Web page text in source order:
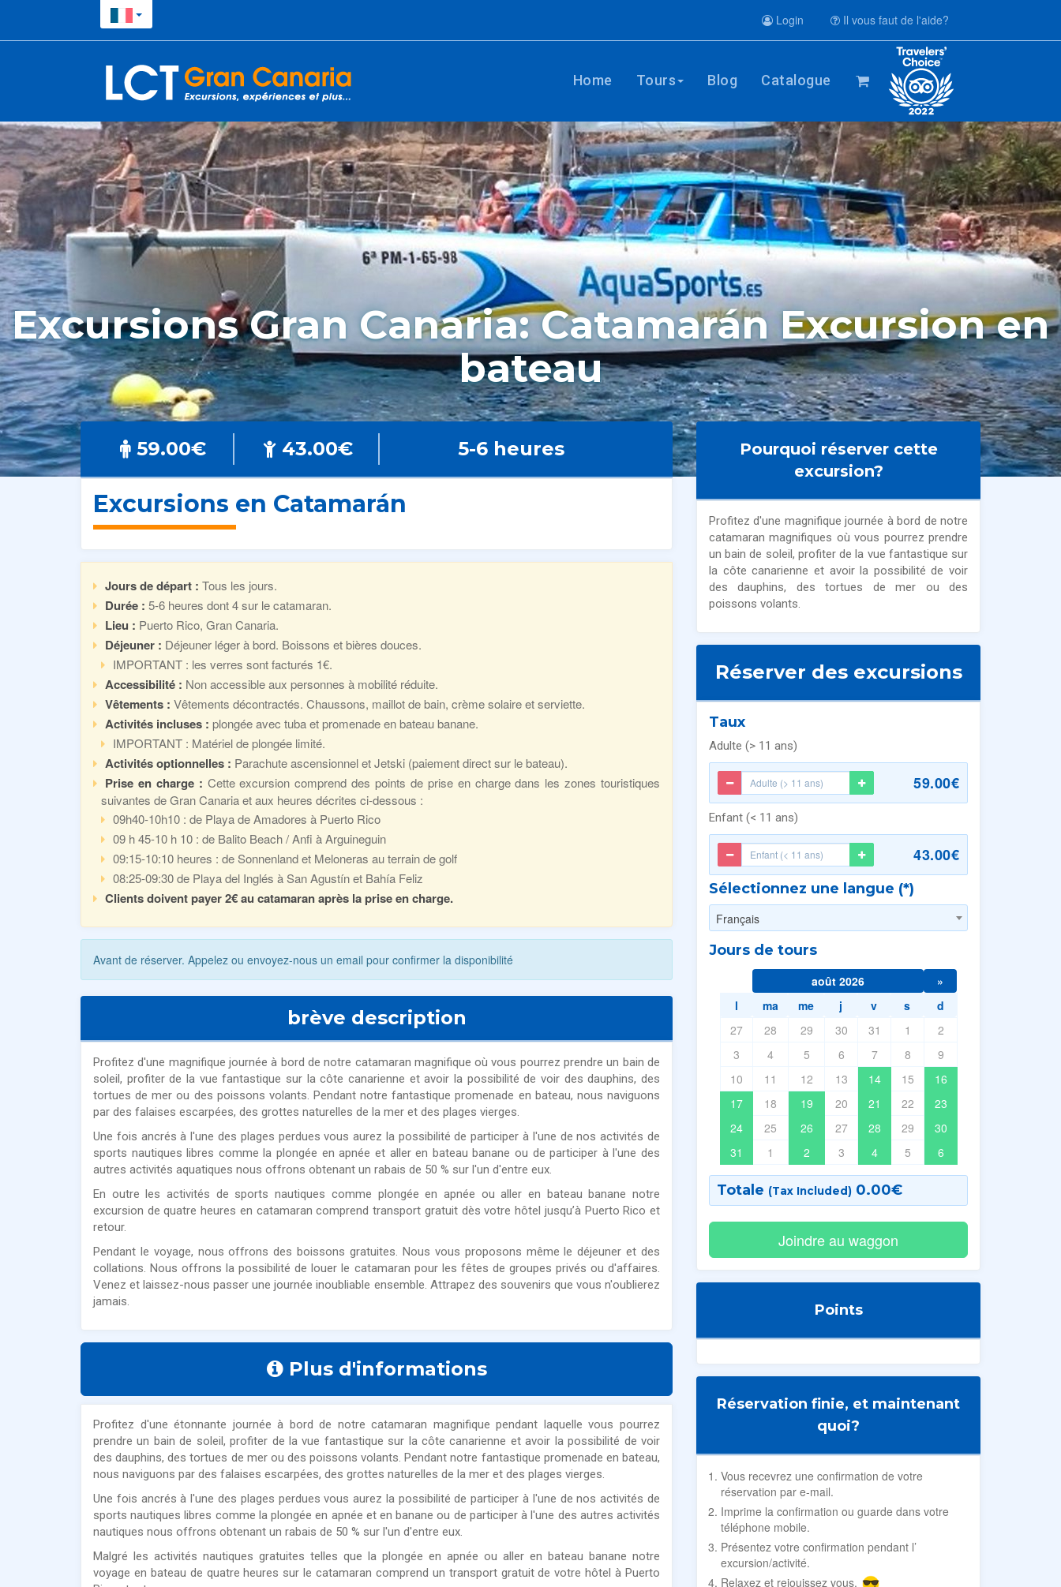
Login Il vous faut de l'aide?
Home Tours Blog Catalogue
Excursions Gran Canaria: Catamarán Excursion en
bateau
59.00€ 43.00€ 5-6 heures
Excursions en Catamarán
Jours de départ : Tous les jours.
Durée : 5-6 heures dont 4 sur le catamaran.
Lieu : Puerto Rico, Gran Canaria.
Déjeuner : Déjeuner léger à bord. Boissons et bières douces.
IMPORTANT : les verres sont facturés 1€.
Accessibilité : Non accessible aux personnes à mobilité réduite.
Vêtements : Vêtements décontractés. Chaussons, maillot de bain, crème solaire et serviette.
Activités incluses : plongée avec tuba et promenade en bateau banane.
IMPORTANT : Matériel de plongée limité.
Activités optionnelles : Parachute ascensionnel et Jetski (paiement direct sur le bateau).
Prise en charge : Cette excursion comprend des points de prise en charge dans les zones touristiques
suivantes de Gran Canaria et aux heures décrites ci-dessous :
09h40-10h10 : de Playa de Amadores à Puerto Rico
09 h 45-10 h 10 : de Balito Beach / Anfi à Arguineguin
09:15-10:10 heures : de Sonnenland et Meloneras au terrain de golf
08:25-09:30 de Playa del Inglés à San Agustín et Bahía Feliz
Clients doivent payer 2€ au catamaran après la prise en charge.
Avant de réserver. Appelez ou envoyez-nous un email pour confirmer la disponibilité
brève description
Profitez d'une magnifique journée à bord de notre catamaran magnifique où vous pourrez prendre un bain de
soleil, profiter de la vue fantastique sur la côte canarienne et avoir la possibilité de voir des dauphins, des
tortues de mer ou des poissons volants. Pendant notre fantastique promenade en bateau, nous naviguons
par des falaises escarpées, des grottes naturelles de la mer et des plages vierges.
Une fois ancrés à l'une des plages perdues vous aurez la possibilité de participer à l'une de nos activités de
sports nautiques libres comme la plongée en apnée et aller en bateau banane ou de participer à l'une des
autres activités aquatiques nous offrons obtenant un rabais de 50 % sur l'un d'entre eux.
En outre les activités de sports nautiques comme plongée en apnée ou aller en bateau banane notre
excursion de quatre heures en catamaran comprend transport gratuit dès votre hôtel jusqu’à Puerto Rico et
retour.
Pendant le voyage, nous offrons des boissons gratuites. Nous vous proposons même le déjeuner et des
collations. Nous offrons la possibilité de louer le catamaran pour les fêtes de groupes privés ou d'affaires.
Venez et laissez-nous passer une journée inoubliable ensemble. Attrapez des souvenirs que vous n'oublierez
jamais.
Plus d'informations
Profitez d'une étonnante journée à bord de notre catamaran magnifique pendant laquelle vous pourrez
prendre un bain de soleil, profiter de la vue fantastique sur la côte canarienne et avoir la possibilité de voir
des dauphins, des tortues de mer ou des poissons volants. Pendant notre fantastique promenade en bateau,
nous naviguons par des falaises escarpées, des grottes naturelles de la mer et des plages vierges.
Une fois ancrés à l'une des plages perdues vous aurez la possibilité de participer à l'une de nos activités de
sports nautiques libres comme la plongée en apnée et en banane ou de participer à l'une des autres activités
nautiques nous offrons obtenant un rabais de 50 % sur l'un d'entre eux.
Malgré les activités nautiques gratuites telles que la plongée en apnée ou aller en bateau banane notre
voyage en bateau de quatre heures sur le catamaran comprend un transport gratuit de votre hôtel à Puerto
Pourquoi réserver cette
excursion?
Profitez d'une magnifique journée à bord de notre
catamaran magnifiques où vous pourrez prendre
un bain de soleil, profiter de la vue fantastique sur
la côte canarienne et avoir la possibilité de voir
des dauphins, des tortues de mer ou des
poissons volants.
Réserver des excursions
Taux
Adulte (> 11 ans)
59.00€
Enfant (< 11 ans)
43.00€
Sélectionnez une langue (*)
Français
Jours de tours
août 2026
»
l
ma me j v s
d
27
28 29 30 31 1
2
3
4 5 6 7 8
9
10
11 12 13 14 15
16
17
18 19 20 21 22
23
24
25 26 27 28 29
30
31
1 2 3 4 5 6
Totale (Tax Included) 0.00€
Points
Réservation finie, et maintenant
quoi?
Vous recevrez une confirmation de votre
réservation par e-mail.
Imprime la confirmation ou guarde dans votre
téléphone mobile.
Présentez votre confirmation pendant l’
excursion/activité.
Relaxez et rejouissez vous.